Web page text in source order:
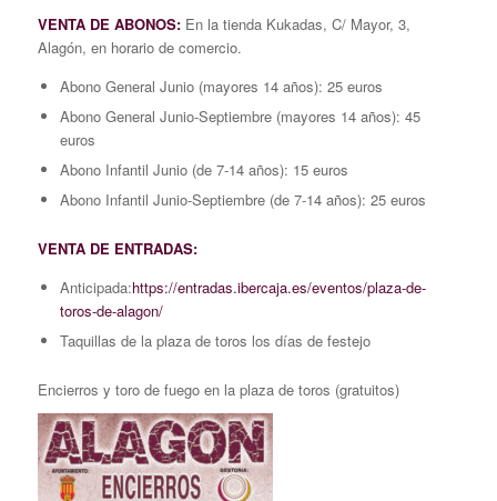
VENTA DE ABONOS:En la tienda Kukadas, C/ Mayor, 3,
Alagón, en horario de comercio.
Abono General Junio (mayores 14 años): 25 euros
Abono General Junio-Septiembre (mayores 14 años): 45
euros
Abono Infantil Junio (de 7-14 años): 15 euros
Abono Infantil Junio-Septiembre (de 7-14 años): 25 euros
VENTA DE ENTRADAS:
Anticipada:https://entradas.ibercaja.es/eventos/plaza-de-
toros-de-alagon/
Taquillas de la plaza de toros los días de festejo
Encierros y toro de fuego en la plaza de toros (gratuitos)